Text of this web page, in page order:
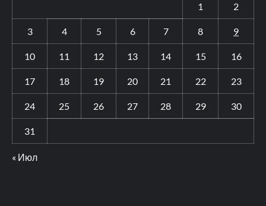
1 2
3 4 5 6 7 8 9
10 11 12 13 14 15 16
17 18 19 20 21 22 23
24 25 26 27 28 29 30
31
« Июл